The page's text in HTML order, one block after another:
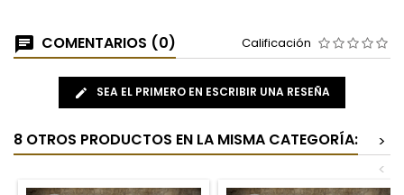
COMENTARIOS (0) Calificación
SEA EL PRIMERO EN ESCRIBIR UNA RESEÑA
8 OTROS PRODUCTOS EN LA MISMA CATEGORÍA:
>
<